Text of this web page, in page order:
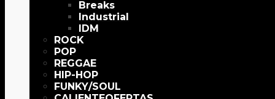
Breaks
Industrial
IDM
ROCK
POP
REGGAE
HIP-HOP
FUNKY/SOUL